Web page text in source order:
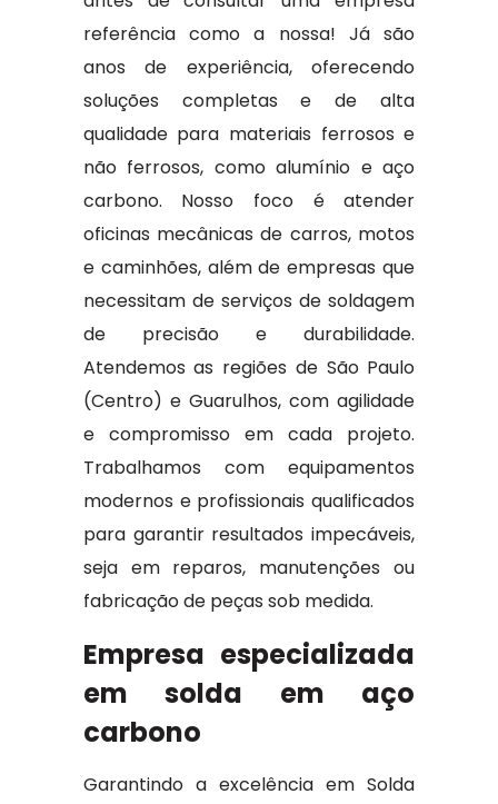
referência como a nossa! Já são
anos de experiência, oferecendo
soluções completas e de alta
qualidade para materiais ferrosos e
não ferrosos, como alumínio e aço
carbono. Nosso foco é atender
oficinas mecânicas de carros, motos
e caminhões, além de empresas que
necessitam de serviços de soldagem
de precisão e durabilidade.
Atendemos as regiões de São Paulo
(Centro) e Guarulhos, com agilidade
e compromisso em cada projeto.
Trabalhamos com equipamentos
modernos e profissionais qualificados
para garantir resultados impecáveis,
seja em reparos, manutenções ou
fabricação de peças sob medida.
Empresa especializada
em solda em aço
carbono
Garantindo a excelência em Solda